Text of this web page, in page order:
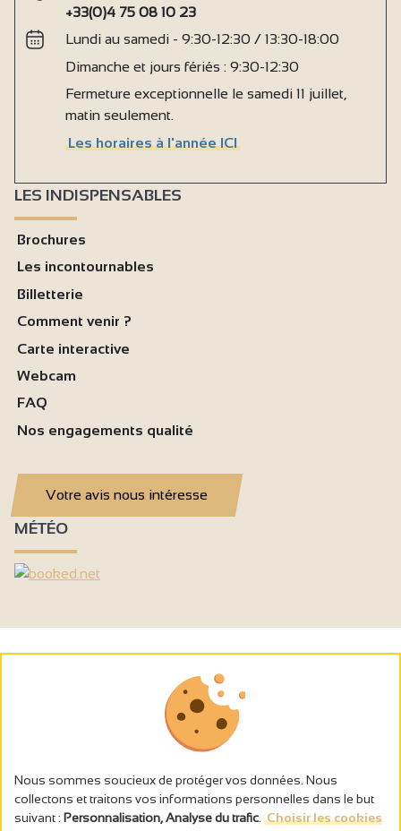
+33(0)4 75 08 10 23
Lundi au samedi - 9:30-12:30 / 13:30-18:00
Dimanche et jours fériés : 9:30-12:30
Fermeture exceptionnelle le samedi 11 juillet,
matin seulement.
Les horaires à l'année ICI
LES INDISPENSABLES
Brochures
Les incontournables
Billetterie
Comment venir ?
Carte interactive
Webcam
FAQ
Nos engagements qualité
Votre avis nous intéresse
MÉTÉO
Nous sommes soucieux de protéger vos données. Nous
collectons et traitons vos informations personnelles dans le but
suivant : Personnalisation, Analyse du trafic Choisir les cookies